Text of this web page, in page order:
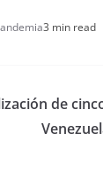
3 min read
de